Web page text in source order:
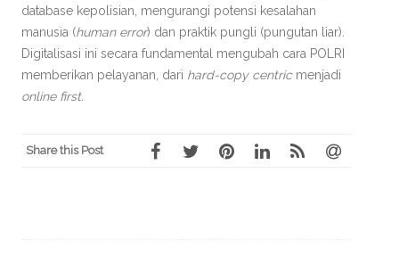
database kepolisian, mengurangi potensi kesalahan
manusia (human error) dan praktik pungli (pungutan liar).
Digitalisasi ini secara fundamental mengubah cara POLRI
memberikan pelayanan, dari hard-copy centricmenjadi
online first.
Share this Post